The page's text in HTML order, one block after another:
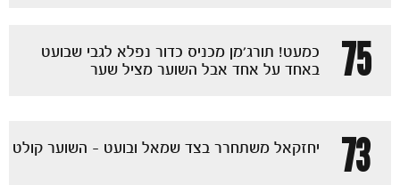
הקבוצות
75
כמעט! תורג'מן מכניס כדור נפלא לגבי שבועט
באחד על אחד אבל השוער מציל שער
73 יחזקאל משתחרר בצד שמאל ובועט - השוער קולט